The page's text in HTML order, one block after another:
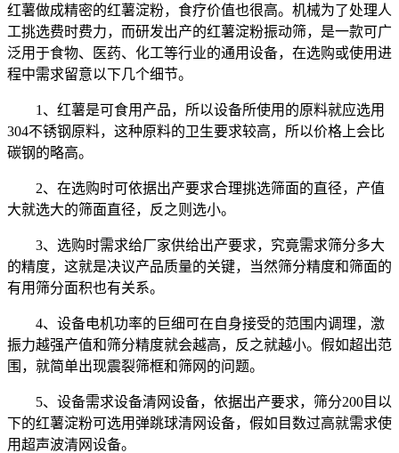
红薯做成精密的红薯淀粉，食疗价值也很高。机械为了处理人
工挑选费时费力，而研发出产的红薯淀粉振动筛，是一款可广
泛用于食物、医药、化工等行业的通用设备，在选购或使用进
程中需求留意以下几个细节。
1、红薯是可食用产品，所以设备所使用的原料就应选用
304不锈钢原料，这种原料的卫生要求较高，所以价格上会比
碳钢的略高。
2、在选购时可依据出产要求合理挑选筛面的直径，产值
大就选大的筛面直径，反之则选小。
3、选购时需求给厂家供给出产要求，究竟需求筛分多大
的精度，这就是决议产品质量的关键，当然筛分精度和筛面的
有用筛分面积也有关系。
4、设备电机功率的巨细可在自身接受的范围内调理，激
振力越强产值和筛分精度就会越高，反之就越小。假如超出范
围，就简单出现震裂筛框和筛网的问题。
5、设备需求设备清网设备，依据出产要求，筛分200目以
下的红薯淀粉可选用弹跳球清网设备，假如目数过高就需求使
用超声波清网设备。